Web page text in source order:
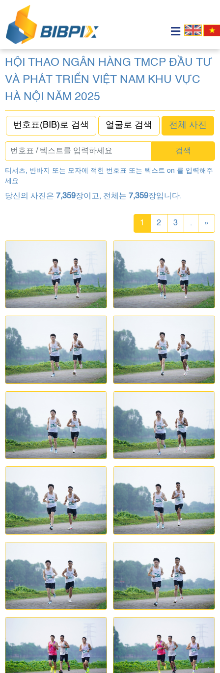
HỘI THAO NGÂN HÀNG TMCP ĐẦU TƯ
VÀ PHÁT TRIỂN VIỆT NAM KHU VỰC
HÀ NỘI NĂM 2025
번호표(BIB)로 검색 얼굴로 검색 전체 사진
검색
티셔츠, 반바지 또는 모자에 적힌 번호표 또는 텍스트 on 를 입력해주
세요
당신의 사진은 7,359장이고, 전체는 7,359장입니다.
1 2 3 . »